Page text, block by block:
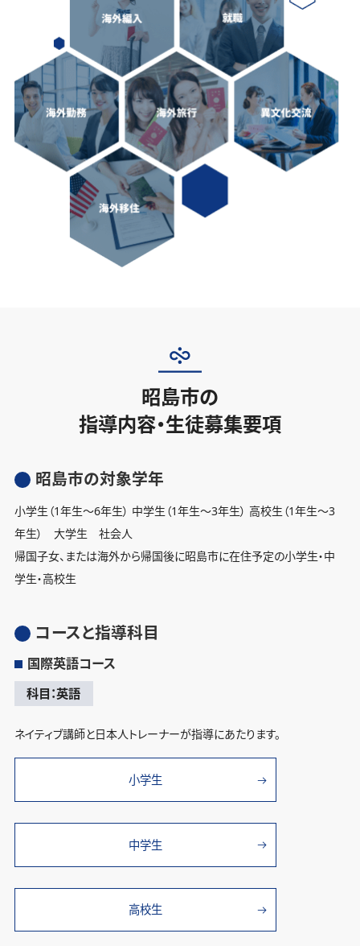
昭島市の
指導内容・生徒募集要項
昭島市の対象学年
小学生（1年生〜6年生） 中学生（1年生〜3年生） 高校生（1年生〜3
年生） 大学生 社会人
帰国子女、または海外から帰国後に昭島市に在住予定の小学生・中
学生・高校生
コースと指導科目
国際英語コース
科目：英語
ネイティブ講師と日本人トレーナーが指導にあたります。
小学生
中学生
高校生